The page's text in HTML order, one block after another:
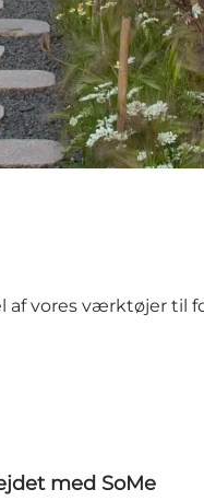
vores værktøjer til
med SoMe